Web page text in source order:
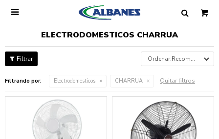

ELECTRODOMESTICOS CHARRUA
Recomendados
Filtrando por: Electrodomesticos CHARRUA Quitar filtros